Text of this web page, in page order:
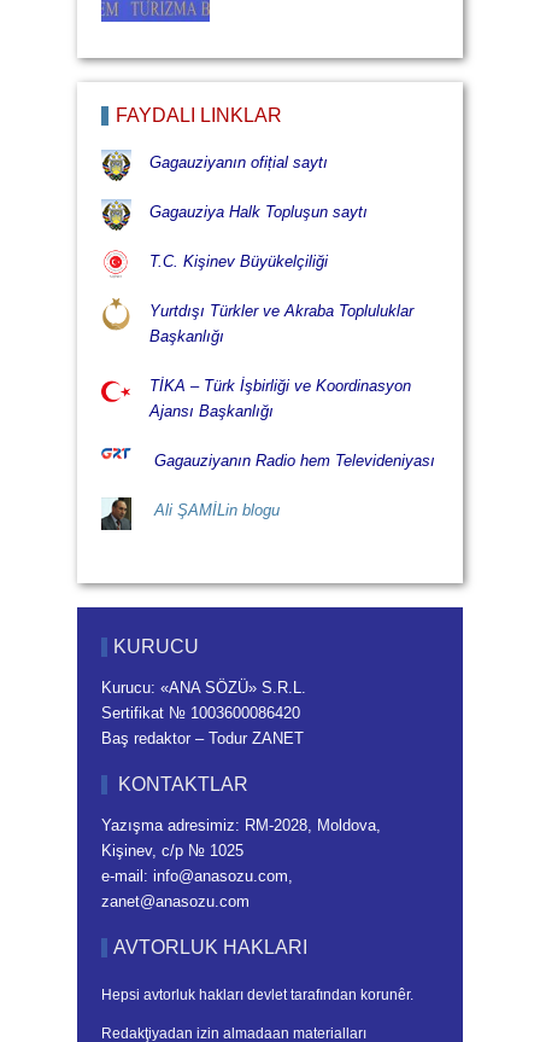
FAYDALI LİNKLÄR
Gagauziyanın ofițial saytı
Gagauziya Halk Topluşun saytı
T.C. Kişinev Büyükelçiliği
Yurtdışı Türkler ve Akraba Topluluklar
Başkanlığı
TİKA – Türk İşbirliği ve Koordinasyon
Ajansı Başkanlığı
Gagauziyanın Radio hem Televideniyası
Ali ŞAMİLin blogu
KURUCU
Kurucu: «ANA SÖZÜ» S.R.L.
Sertifikat № 1003600086420
Baş redaktor – Todur ZANET
KONTAKTLAR
Yazışma adresimiz: RM-2028, Moldova,
Kişinev, c/p № 1025
e-mail: info@anasozu.com,
zanet@anasozu.com
AVTORLUK HAKLARI
Hepsi avtorluk hakları devlet tarafından korunêr.
Redakţiyadan izin almadaan materialları